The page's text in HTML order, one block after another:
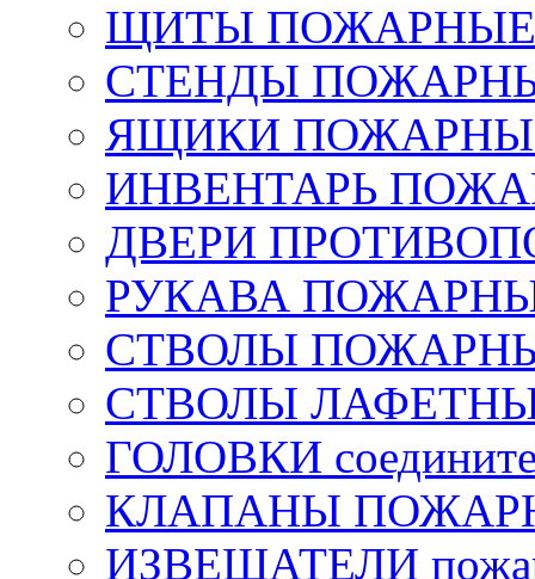
ЩИТЫ ПОЖАРНЫЕ
СТЕНДЫ
ЯЩИКИ ПОЖАРНЫЕ
ИНВЕНТАРЬ
ДВЕРИ
РУКАВА
СТВОЛЫ
СТВОЛЫ
ГОЛОВКИ
КЛАПАНЫ
ИЗВЕЩАТЕЛИ